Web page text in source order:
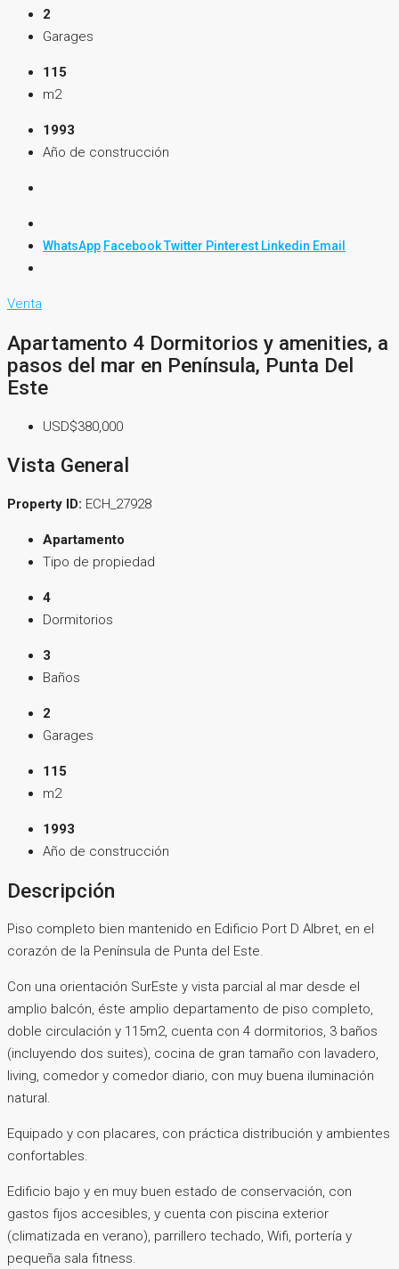
2
Garages
115
m2
1993
Año de construcción
WhatsApp FacebookTwitter Pinterest Linkedin Email
Venta
Apartamento 4 Dormitorios y amenities, a
pasos del mar en Península, Punta Del
Este
USD$380,000
Vista General
Property ID: ECH_27928
Apartamento
Tipo de propiedad
4
Dormitorios
3
Baños
2
Garages
115
m2
1993
Año de construcción
Descripción
Piso completo bien mantenido en Edificio Port D Albret, en el
corazón de la Península de Punta del Este.
Con una orientación SurEste y vista parcial al mar desde el
amplio balcón, éste amplio departamento de piso completo,
doble circulación y 115m2, cuenta con 4 dormitorios, 3 baños
(incluyendo dos suites), cocina de gran tamaño con lavadero,
living, comedor y comedor diario, con muy buena iluminación
natural.
Equipado y con placares, con práctica distribución y ambientes
confortables.
Edificio bajo y en muy buen estado de conservación, con
gastos fijos accesibles, y cuenta con piscina exterior
(climatizada en verano), parrillero techado, Wifi, portería y
pequeña sala fitness.